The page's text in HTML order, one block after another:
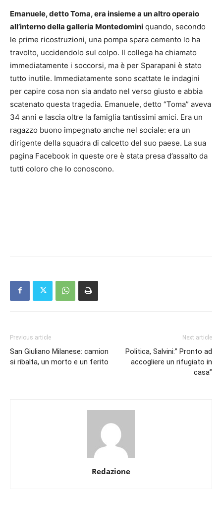
Emanuele, detto Toma, era insieme a un altro operaio
all’interno della galleria Montedomini quando, secondo
le prime ricostruzioni, una pompa spara cemento lo ha
travolto, uccidendolo sul colpo. Il collega ha chiamato
immediatamente i soccorsi, ma è per Sparapani è stato
tutto inutile. Immediatamente sono scattate le indagini
per capire cosa non sia andato nel verso giusto e abbia
scatenato questa tragedia. Emanuele, detto “Toma” aveva
34 anni e lascia oltre la famiglia tantissimi amici. Era un
ragazzo buono impegnato anche nel sociale: era un
dirigente della squadra di calcetto del suo paese. La sua
pagina Facebook in queste ore è stata presa d’assalto da
tutti coloro che lo conoscono.
Previous article
San Giuliano Milanese: camion
si ribalta, un morto e un ferito
Next article
Politica, Salvini:” Pronto ad
accogliere un rifugiato in
casa”
Redazione